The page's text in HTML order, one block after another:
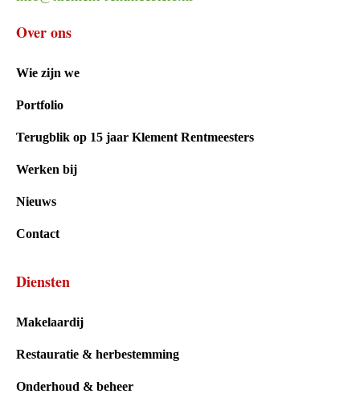
Over ons
Wie zijn we
Portfolio
Terugblik op 15 jaar Klement Rentmeesters
Werken bij
Nieuws
Contact
Diensten
Makelaardij
Restauratie & herbestemming
Onderhoud & beheer